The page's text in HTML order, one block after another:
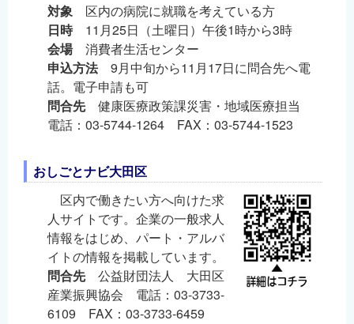
対象 区内の病院に就職を考えている方
日時11月25日（土曜日）午後1時から3時
会場消費者生活センター
申込方法9月中旬から11月17日に問合先へ電
話。電子申請も可
問合先健康医療政策課災害・地域医療担当
電話：03-5744-1264 FAX：03-5744-1523
おしごとナビ大田区
区内で働きたい方へ向けた求
人サイトです。企業の一般求人
情報をはじめ、パート・アルバ
イトの情報を掲載しています。
問合先公益財団法人 大田区
産業振興協会 電話：03-3733-
6109 FAX：03-3733-6459